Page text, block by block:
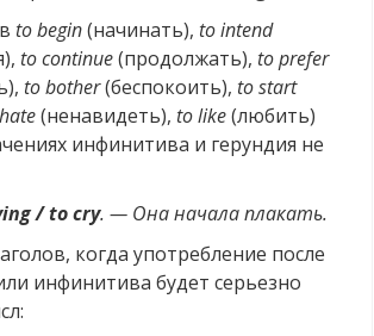
to begin(начинать), to intend
to continue(продолжать), to prefer
to bother(беспокоить), to start
(ненавидеть), to like(любить)
инфинитива и герундия не
/ to cry. — Она начала плакать.
когда употребление после
инфинитива будет серьезно